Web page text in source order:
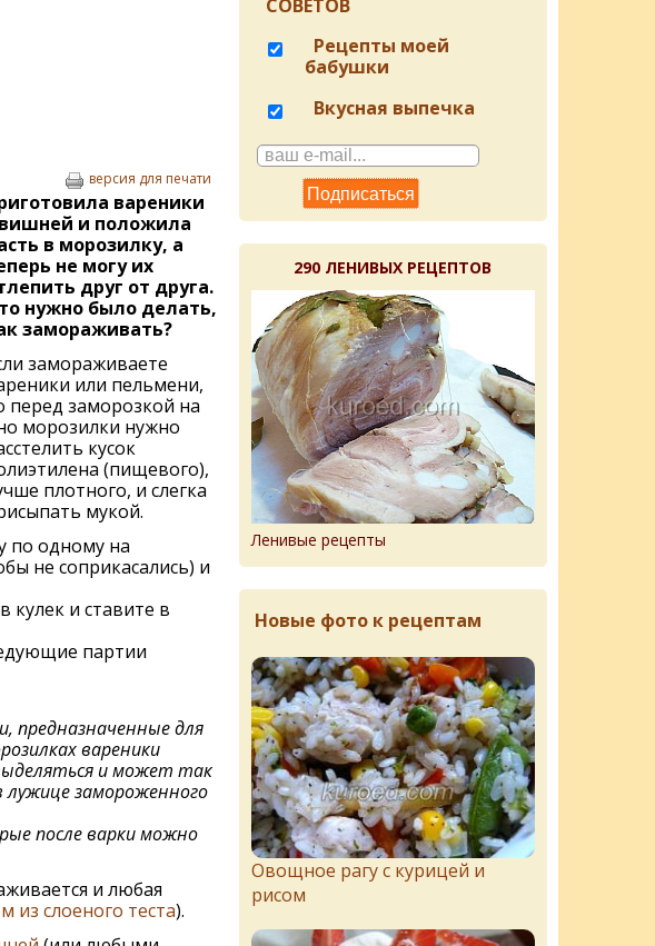
версия для печати
вареники
и положила
в морозилку, а
не могу их
друг от друга.
нужно было делать,
замораживать?
замораживаете
или пельмени,
перед заморозкой на
морозилки нужно
кусок
(пищевого),
плотного, и слегка
мукой.
по одному на
не соприкасались) и
кулек и ставите в
партии
предназначенные для
вареники
и может так
замороженного
после варки можно
и любая
из слоеного теста).
СОВЕТОВ
Рецепты моей
бабушки
Вкусная выпечка
290 ЛЕНИВЫХ РЕЦЕПТОВ
Ленивые рецепты
Новые фото к рецептам
Овощное рагу с курицей и
рисом